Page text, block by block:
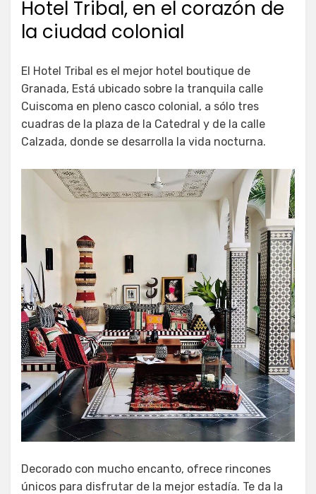
Hotel Tribal, en el corazón de
la ciudad colonial
El Hotel Tribal es el mejor hotel boutique de
Granada, Está ubicado sobre la tranquila calle
Cuiscoma en pleno casco colonial, a sólo tres
cuadras de la plaza de la Catedral y de la calle
Calzada, donde se desarrolla la vida nocturna.
Decorado con mucho encanto, ofrece rincones
únicos para disfrutar de la mejor estadía. Te da la